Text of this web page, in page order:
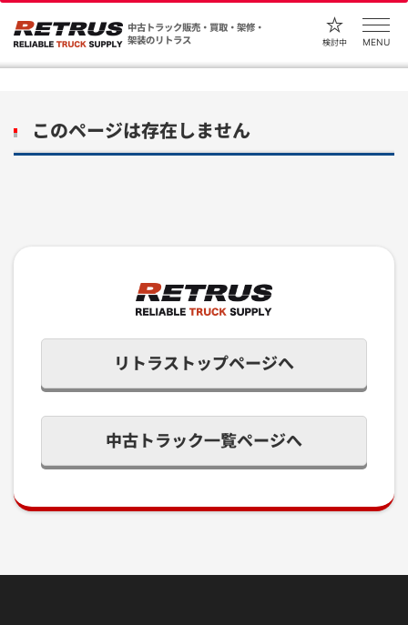
中古トラック販売・買取・架修・
架装のリトラス
検討中 MENU
このページは存在しません
リトラストップページへ
中古トラック一覧ページへ